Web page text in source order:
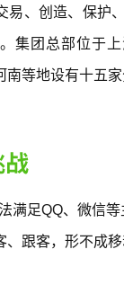
易、创造、保护
集团总部位于
等地设有十五家
满足QQ、微信
、跟客，形不成